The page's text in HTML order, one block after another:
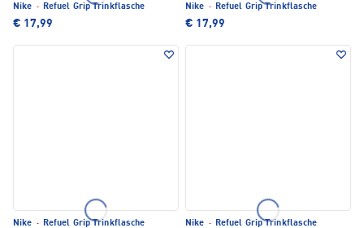
Nike · Refuel Grip Trinkflasche
€ 17,99
Nike · Refuel Grip Trinkflasche
€ 17,99
Nike · Refuel Grip Trinkflasche Nike · Refuel Grip Trinkflasche